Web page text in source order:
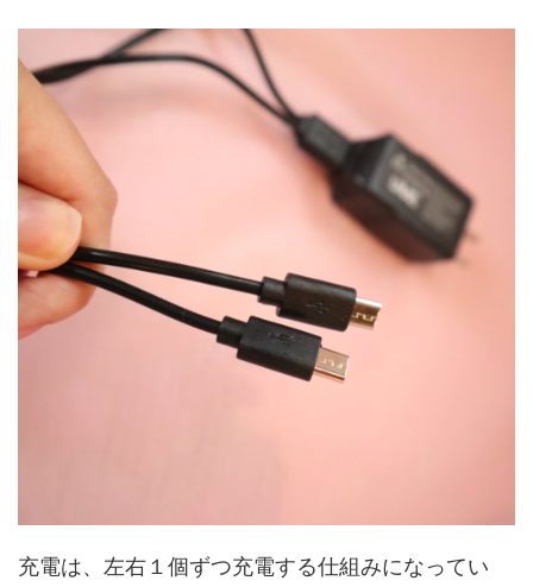
充電は、左右１個ずつ充電する仕組みになってい